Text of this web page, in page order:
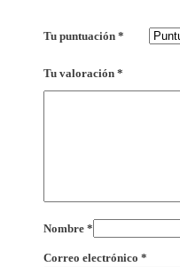
Tu puntuación *
Tu valoración *
Nombre *
Correo electrónico *